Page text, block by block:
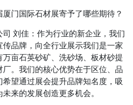
门国际石材展寄予了哪些期待？
刘佳：作为行业的新企业，我们
品牌，向全行业展示我们是一家
亩石英砂矿、洗砂场、板材砂提
。我们的核心优势在于区位、品
望通过展会提升品牌知名度，吸
来的发展创造更多机会。